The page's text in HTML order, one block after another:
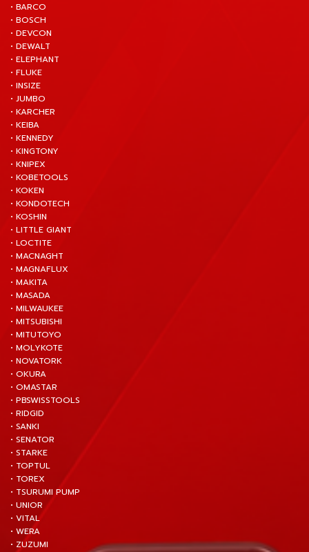
• BARCO
• BOSCH
• DEVCON
• DEWALT
• ELEPHANT
• FLUKE
• INSIZE
• JUMBO
• KARCHER
• KEIBA
• KENNEDY
• KINGTONY
• KNIPEX
• KOBETOOLS
• KOKEN
• KONDOTECH
• KOSHIN
• LITTLE GIANT
• LOCTITE
• MACNAGHT
• MAGNAFLUX
• MAKITA
• MASADA
• MILWAUKEE
• MITSUBISHI
• MITUTOYO
• MOLYKOTE
• NOVATORK
• OKURA
• OMASTAR
• PBSWISSTOOLS
• RIDGID
• SANKI
• SENATOR
• STARKE
• TOPTUL
• TOREX
• TSURUMI PUMP
• UNIOR
• VITAL
• WERA
• ZUZUMI